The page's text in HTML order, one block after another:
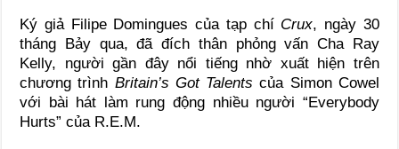
Ký giả Filipe Domingues của tạp chí Crux, ngày 30
tháng Bảy qua, đã đích thân phỏng vấn Cha Ray
Kelly, người gần đây nổi tiếng nhờ xuất hiện trên
chương trình Britain’s Got Talentscủa Simon Cowel
với bài hát làm rung động nhiều người “Everybody
Hurts” của R.E.M.